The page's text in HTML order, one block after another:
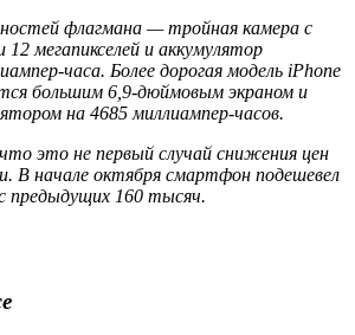
флагмана — тройная камера с
мегапикселей и аккумулятор
часа. Более дорогая модель iPhone
большим 6,9-дюймовым экраном и
на 4685 миллиампер-часов.
это не первый случай снижения цен
В начале октября смартфон подешевел
предыдущих 160 тысяч.